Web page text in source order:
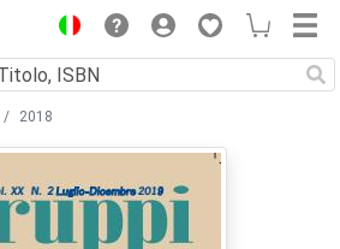
2018